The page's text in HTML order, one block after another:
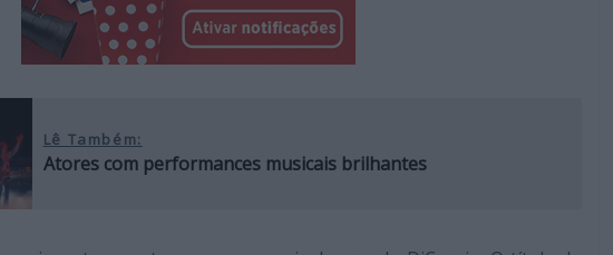
Lê Também:
Atores com performances musicais brilhantes